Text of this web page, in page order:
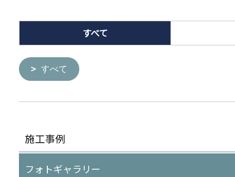
すべて
すべて
施工事例
フォトギャラリー